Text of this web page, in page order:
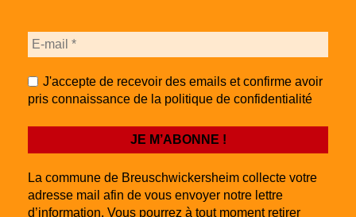
J'accepte de recevoir des emails et confirme avoir
pris connaissance de la politique de confidentialité
La commune de Breuschwickersheim collecte votre
adresse mail afin de vous envoyer notre lettre
d’information. Vous pourrez à tout moment retirer